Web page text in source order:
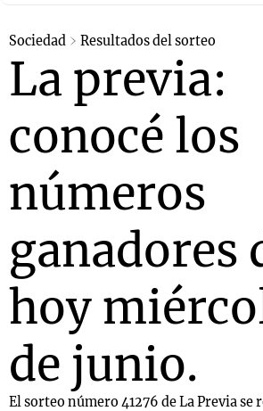
Sociedad Resultados del sorteo
La previa:
conocé los
números
ganadores
hoy
de junio.
El sorteo número 41276 de La Previa se